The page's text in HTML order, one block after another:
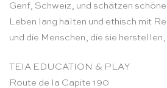
Genf, Schweiz, und schätzen
Leben lang halten und ethisch mit
und die Menschen, die sie
TEIA EDUCATION & PLAY
Route de la Capite 190